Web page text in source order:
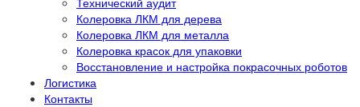
Колеровка ЛКМ для дерева
Колеровка ЛКМ для металла
Колеровка красок для упаковки
Восстановление и настройка покрасочных роботов
Логистика
Контакты